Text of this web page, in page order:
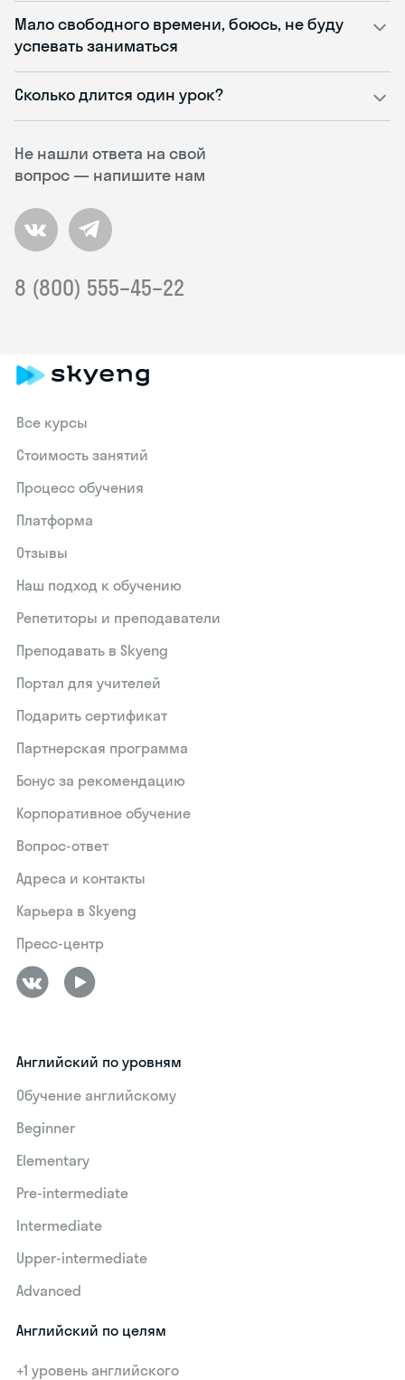
Не нашли ответа на свой
вопрос — напишите нам
8 (800) 555–45–22
Мало свободного времени, боюсь, не буду
успевать заниматься
Сколько длится один урок?
Все курсы
Стоимость занятий
Процесс обучения
Платформа
Отзывы
Наш подход к обучению
Репетиторы и преподаватели
Преподавать в Skyeng
Портал для учителей
Подарить сертификат
Партнерская программа
Бонус за рекомендацию
Корпоративное обучение
Вопрос-ответ
Адреса и контакты
Карьера в Skyeng
Пресс-центр
Английский по уровням
Обучение английскому
Beginner
Elementary
Pre-intermediate
Intermediate
Upper-intermediate
Advanced
Английский по целям
+1 уровень английского